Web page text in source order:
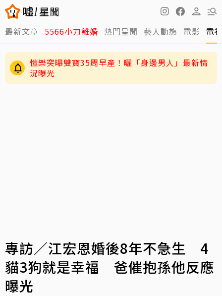
最新文章 5566小刀離婚 熱門星聞 藝人動態 電影 電
愷樂突曝雙寶35周早產！曬「身邊男人」最新情
況曝光
專訪／江宏恩婚後8年不急生 4
貓3狗就是幸福 爸催抱孫他反應
曝光